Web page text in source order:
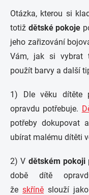
Otázka, kterou si
totiž dětské pokoje
jeho zařizování
Vám, jak si vybrat
použít barvy a další
1) Dle věku dítěte
opravdu potřebuje.
potřeby dokupovat
ubírat malému dítěti
2) V dětském pokoji
době dítě
žeskříně slouží